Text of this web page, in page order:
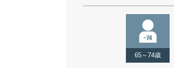
65～74歳